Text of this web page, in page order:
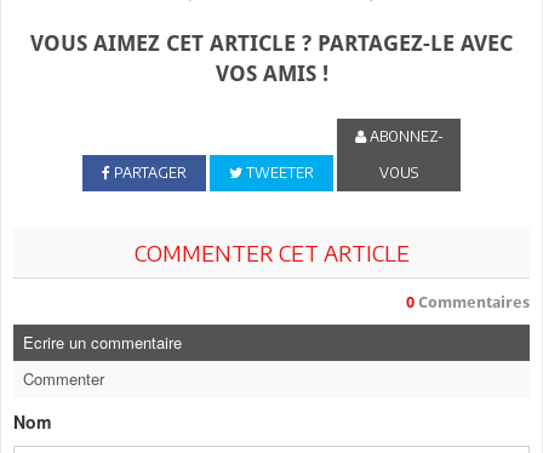
VOUS AIMEZ CET ARTICLE ? PARTAGEZ-LE AVEC
VOS AMIS !
PARTAGER TWEETER
ABONNEZ-
VOUS
COMMENTER CET ARTICLE
0 Commentaires
Ecrire un commentaire
Commenter
Nom